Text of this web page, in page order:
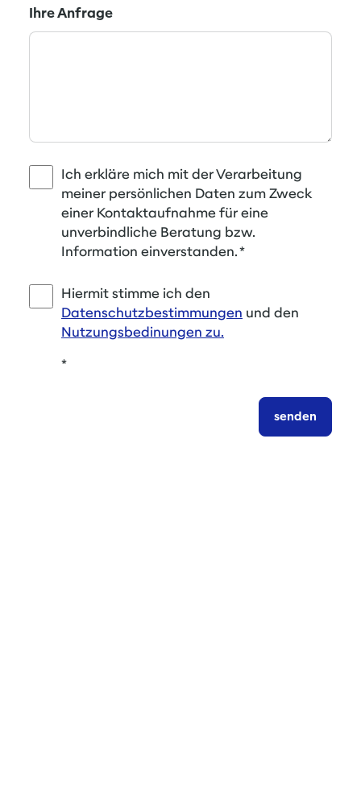
Ihre Anfrage
Ich erkläre mich mit der Verarbeitung
meiner persönlichen Daten zum Zweck
einer Kontaktaufnahme für eine
unverbindliche Beratung bzw.
Information einverstanden.*
Hiermit stimme ich den
Datenschutzbestimmungen und den
Nutzungsbedinungen zu.
*
senden